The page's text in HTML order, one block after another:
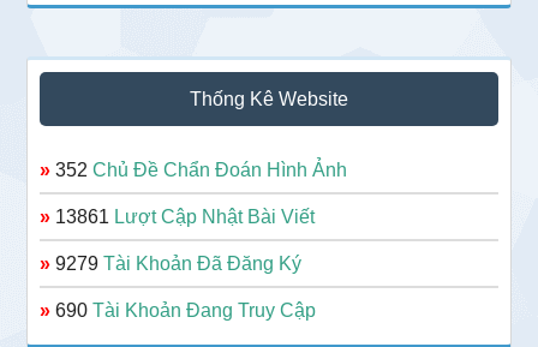
Thống Kê Website
» 352Chủ Đề Chẩn Đoán Hình Ảnh
» 13861 Lượt Cập Nhật Bài Viết
» 9279Tài Khoản Đã Đăng Ký
» 690Tài Khoản Đang Truy Cập